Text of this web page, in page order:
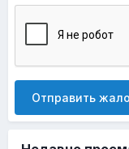
Отправить